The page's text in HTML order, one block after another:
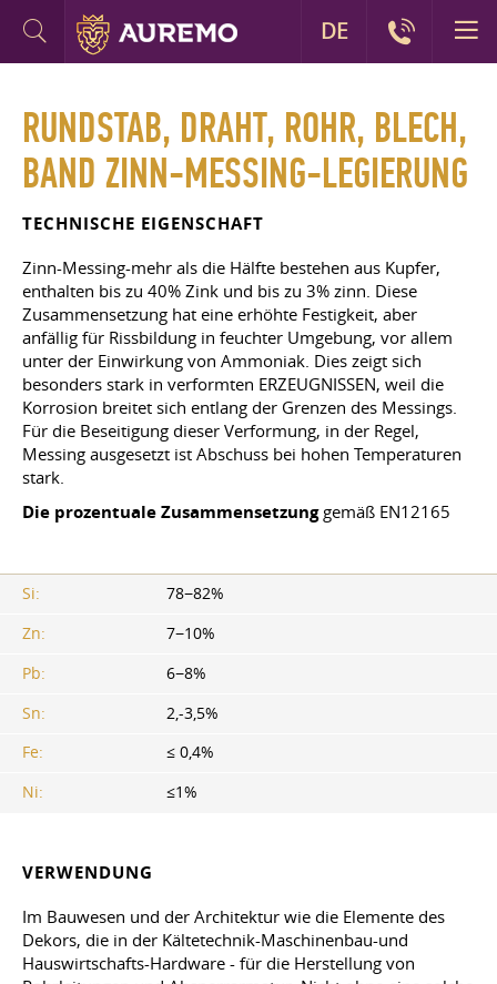
RUNDSTAB, DRAHT, ROHR, BLECH,
BAND ZINN-MESSING-LEGIERUNG
TECHNISCHE EIGENSCHAFT
Zinn-Messing-mehr als die Hälfte bestehen aus Kupfer,
enthalten bis zu 40% Zink und bis zu 3% zinn. Diese
Zusammensetzung hat eine erhöhte Festigkeit, aber
anfällig für Rissbildung in feuchter Umgebung, vor allem
unter der Einwirkung von Ammoniak. Dies zeigt sich
besonders stark in verformten ERZEUGNISSEN, weil die
Korrosion breitet sich entlang der Grenzen des Messings.
Für die Beseitigung dieser Verformung, in der Regel,
Messing ausgesetzt ist Abschuss bei hohen Temperaturen
stark.
Die prozentuale Zusammensetzunggemäß EN12165
Si:
78−82%
Zn:
7−10%
Pb:
6−8%
Sn:
2,-3,5%
Fe:
≤ 0,4%
Ni:
≤1%
VERWENDUNG
Im Bauwesen und der Architektur wie die Elemente des
Dekors, die in der Kältetechnik-Maschinenbau-und
Hauswirtschafts-Hardware - für die Herstellung von
DE